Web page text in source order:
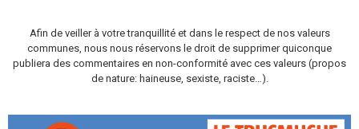
Afin de veiller à votre tranquillité et dans le respect de nos valeurs
communes, nous nous réservons le droit de supprimer quiconque
publiera des commentaires en non-conformité avec ces valeurs (propos
de nature: haineuse, sexiste, raciste…).